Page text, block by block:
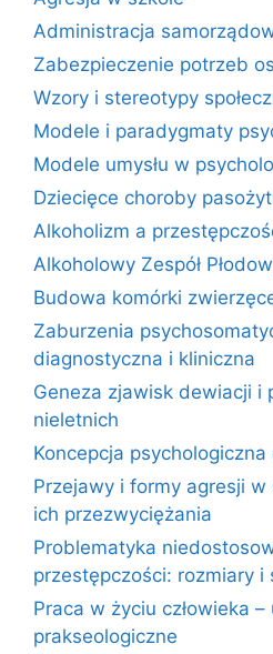
Administracja
Zabezpieczenie potrzeb
Wzory i stereotypy
Modele i paradygmaty
Modele umysłu w
Dziecięce choroby
Alkoholizm a
Alkoholowy Zespół
Budowa komórki
Zaburzenia
diagnostyczna i kliniczna
Geneza zjawisk dewiacji i
nieletnich
Koncepcja psychologiczna
Przejawy i formy agresji
ich przezwyciężania
Problematyka
przestępczości: rozmiary i
Praca w życiu człowieka
prakseologiczne